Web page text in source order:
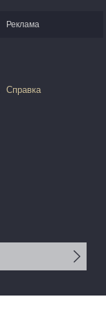
Реклама
Справка